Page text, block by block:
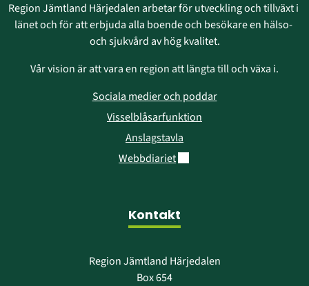
Region Jämtland Härjedalen arbetar för utveckling och tillväxt i
länet och för att erbjuda alla boende och besökare en hälso-
och sjukvård av hög kvalitet.
Vår vision är att vara en region att längta till och växa i.
Sociala medier och poddar
Visselblåsarfunktion
Anslagstavla
WebbdiarietLänk till annan webbplats.
Kontakt
Region Jämtland Härjedalen
Box 654